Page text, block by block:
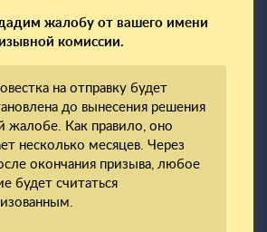
жалобу от вашего имени
комиссии.
на отправку будет
до вынесения решения
жалобе. Как правило, оно
несколько месяцев. Через
окончания призыва, любое
будет считаться